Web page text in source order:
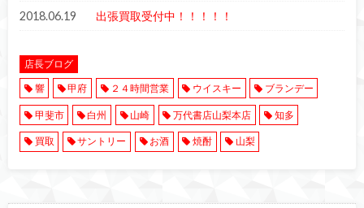
2018.06.19 出張買取受付中！！！！！
店長ブログ
響
甲府 ２４時間営業 ウイスキー ブランデー
甲斐市 白州 山崎 万代書店山梨本店 知多
買取 サントリー お酒 焼酎 山梨